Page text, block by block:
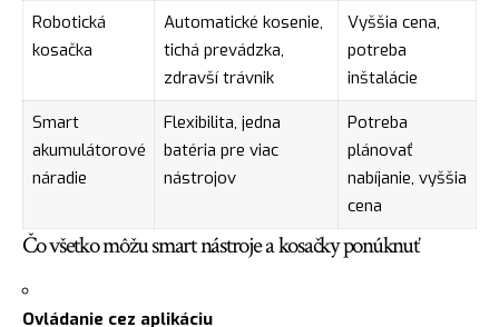
Robotická
kosačka
Automatické kosenie,
tichá prevádzka,
zdravší trávnik
Vyššia cena,
potreba
inštalácie
Smart
akumulátorové
náradie
Flexibilita, jedna
batéria pre viac
nástrojov
Potreba
plánovať
nabíjanie, vyššia
cena
Čo všetko môžu smart nástroje a kosačky ponúknuť
Ovládanie cez aplikáciu